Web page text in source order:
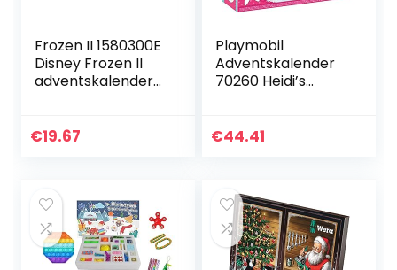
Frozen II 1580300E
Disney Frozen II
adventskalender
kindercosmeticav
€19.67
Playmobil
Adventskalender
70260 Heidi’s
Jaar, 68-delig
€44.41